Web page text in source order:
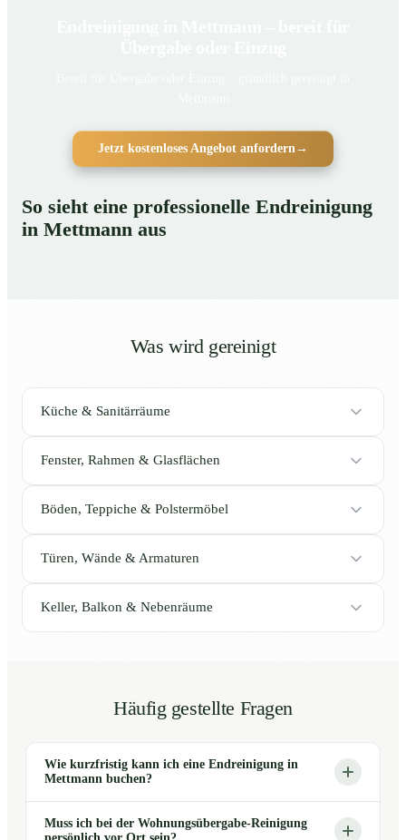
Jetzt kostenloses Angebot anfordern →
So sieht eine professionelle Endreinigung
in Mettmann aus
Was wird gereinigt
Küche & Sanitärräume
Fenster, Rahmen & Glasflächen
Böden, Teppiche & Polstermöbel
Türen, Wände & Armaturen
Keller, Balkon & Nebenräume
Häufig gestellte Fragen
Wie kurzfristig kann ich eine Endreinigung in
Mettmann buchen?
Muss ich bei der Wohnungsübergabe-Reinigung